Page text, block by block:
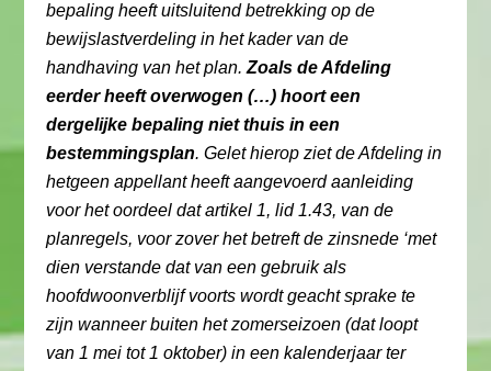
bepaling heeft uitsluitend betrekking op de
bewijslastverdeling in het kader van de
handhaving van het plan.Zoals de Afdeling
eerder heeft overwogen (…) hoort een
dergelijke bepaling niet thuis in een
bestemmingsplan. Gelet hierop ziet de Afdeling in
hetgeen appellant heeft aangevoerd aanleiding
voor het oordeel dat artikel 1, lid 1.43, van de
planregels, voor zover het betreft de zinsnede ‘met
dien verstande dat van een gebruik als
hoofdwoonverblijf voorts wordt geacht sprake te
zijn wanneer buiten het zomerseizoen (dat loopt
van 1 mei tot 1 oktober) in een kalenderjaar ter